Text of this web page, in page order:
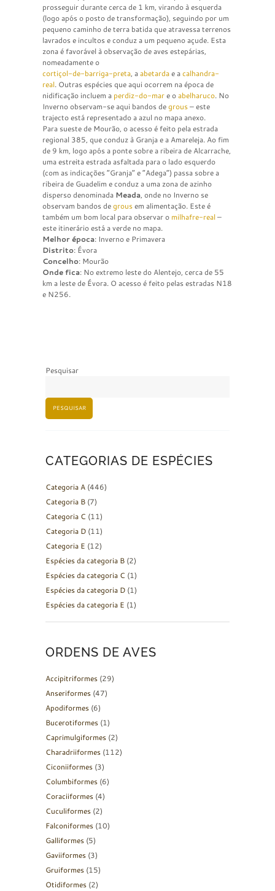
prosseguir durante cerca de 1 km, virando à esquerda
(logo após o posto de transformação), seguindo por um
pequeno caminho de terra batida que atravessa terrenos
lavrados e incultos e conduz a um pequeno açude. Esta
zona é favorável à observação de aves estepárias,
nomeadamente o
cortiçol-de-barriga-preta, aabetardae acalhandra-
real. Outras espécies que aqui ocorrem na época de
nidificação incluem a perdiz-do-mare oabelharuco. No
Inverno observam-se aqui bandos degrous– este
trajecto está representado a azul no mapa anexo.
Para sueste de Mourão, o acesso é feito pela estrada
regional 385, que conduz à Granja e a Amareleja. Ao fim
de 9 km, logo após a ponte sobre a ribeira de Alcarrache,
uma estreita estrada asfaltada para o lado esquerdo
(com as indicações “Granja” e “Adega”) passa sobre a
ribeira de Guadelim e conduz a uma zona de azinho
disperso denominada Meada, onde no Inverno se
observam bandos degrousem alimentação. Este é
também um bom local para observar o milhafre-real–
este itinerário está a verde no mapa.
Melhor época: Inverno e Primavera
Distrito: Évora
Concelho: Mourão
Onde fica: No extremo leste do Alentejo, cerca de 55
km a leste de Évora. O acesso é feito pelas estradas N18
e N256.
Pesquisar
PESQUISAR
CATEGORIAS DE ESPÉCIES
Categoria A (446)
Categoria B (7)
Categoria C (11)
Categoria D (11)
Categoria E (12)
Espécies da categoria B (2)
Espécies da categoria C (1)
Espécies da categoria D (1)
Espécies da categoria E (1)
ORDENS DE AVES
Accipitriformes (29)
Anseriformes (47)
Apodiformes (6)
Bucerotiformes (1)
Caprimulgiformes (2)
Charadriiformes (112)
Ciconiiformes (3)
Columbiformes (6)
Coraciiformes (4)
Cuculiformes (2)
Falconiformes (10)
Galliformes (5)
Gaviiformes (3)
Gruiformes (15)
Otidiformes (2)